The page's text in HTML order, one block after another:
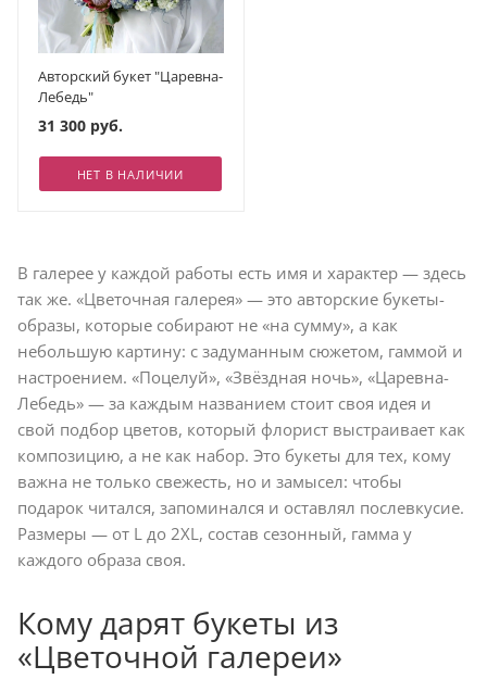
Авторский букет "Царевна-
Лебедь"
31 300 руб.
НЕТ В НАЛИЧИИ
В галерее у каждой работы есть имя и характер — здесь
так же. «Цветочная галерея» — это авторские букеты-
образы, которые собирают не «на сумму», а как
небольшую картину: с задуманным сюжетом, гаммой и
настроением. «Поцелуй», «Звёздная ночь», «Царевна-
Лебедь» — за каждым названием стоит своя идея и
свой подбор цветов, который флорист выстраивает как
композицию, а не как набор. Это букеты для тех, кому
важна не только свежесть, но и замысел: чтобы
подарок читался, запоминался и оставлял послевкусие.
Размеры — от L до 2XL, состав сезонный, гамма у
каждого образа своя.
Кому дарят букеты из
«Цветочной галереи»